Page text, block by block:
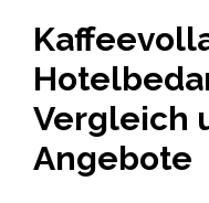
Vergleich
Angebote